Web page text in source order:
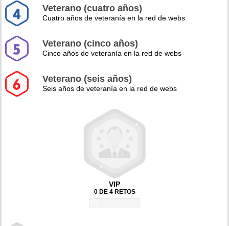
Veterano (cuatro años)
Cuatro años de veteranía en la red de webs
Veterano (cinco años)
Cinco años de veteranía en la red de webs
Veterano (seis años)
Seis años de veteranía en la red de webs
VIP
0 DE 4 RETOS